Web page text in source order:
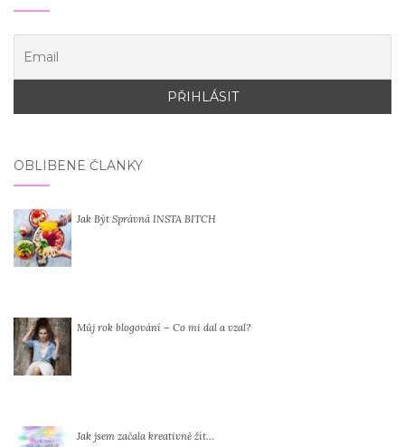
OBLÍBENÉ ČLÁNKY
Jak Být Správná INSTA BITCH
Můj rok blogování – Co mi dal a vzal?
Jak jsem začala kreativně žít…